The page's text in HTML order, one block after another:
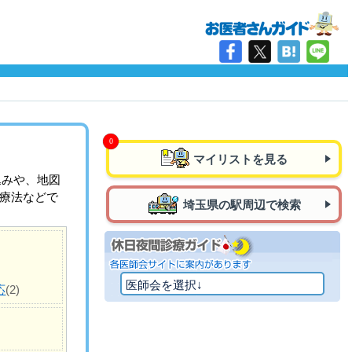
や、地図
法などで
(2)
マイリストを見る
埼玉県の駅周辺で検索